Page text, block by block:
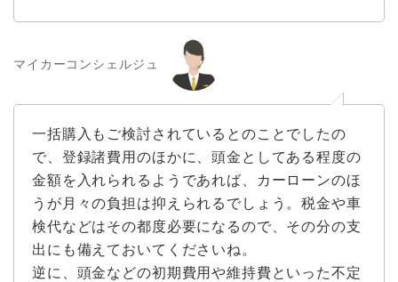
マイカーコンシェルジュ
一括購入もご検討されているとのことでしたの
で、登録諸費用のほかに、頭金としてある程度の
金額を入れられるようであれば、カーローンのほ
うが月々の負担は抑えられるでしょう。税金や車
検代などはその都度必要になるので、その分の支
出にも備えておいてくださいね。
逆に、頭金などの初期費用や維持費といった不定